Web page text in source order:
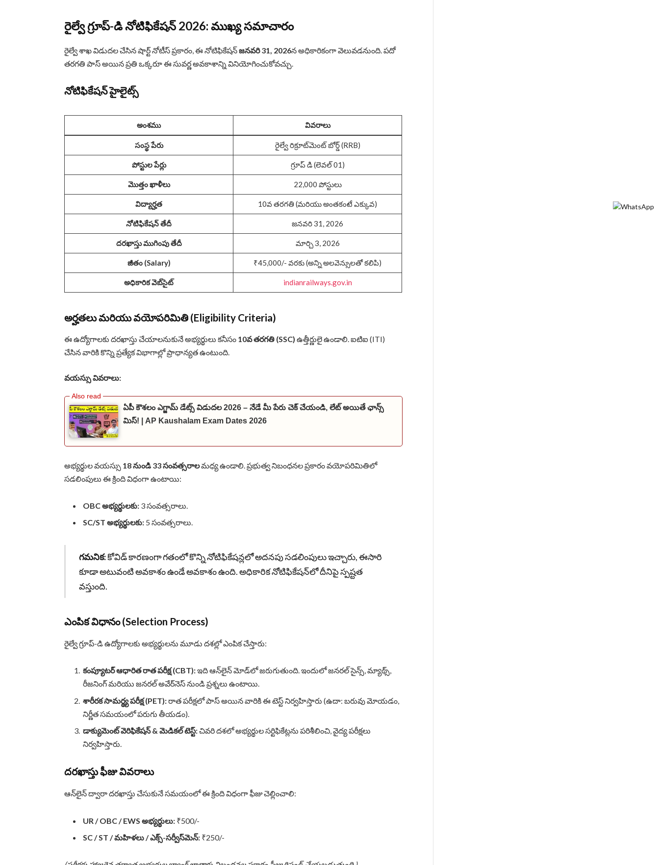
రైల్వే గ్రూప్-డి నోటిఫికేషన్ 2026: ముఖ్య సమాచారం
రైల్వే శాఖ విడుదల చేసిన షార్ట్ నోటీస్ ప్రకారం, ఈ నోటిఫికేషన్జనవరి 31, 2026న అధికారికంగా వెలువడనుంది. పదో
తరగతి పాస్ అయిన ప్రతి ఒక్కరూ ఈ సువర్ణ అవకాశాన్ని వినియోగించుకోవచ్చు.
నోటిఫికేషన్ హైలైట్స్
అంశము వివరాలు
సంస్థ పేరు రైల్వే రిక్రూట్‌మెంట్ బోర్డ్ (RRB)
పోస్టుల పేర్లు గ్రూప్ డి (లెవల్ 01)
మొత్తం ఖాళీలు 22,000 పోస్టులు
విద్యార్హత 10వ తరగతి (మరియు అంతకంటే ఎక్కువ)
నోటిఫికేషన్ తేదీ జనవరి 31, 2026
దరఖాస్తు ముగింపు తేదీ మార్చి 3, 2026
జీతం (Salary) ₹45,000/- వరకు (అన్ని అలవెన్సులతో కలిపి)
అధికారిక వెబ్‌సైట్ indianrailways.gov.in
అర్హతలు మరియు వయోపరిమితి (Eligibility Criteria)
ఈ ఉద్యోగాలకు దరఖాస్తు చేయాలనుకునే అభ్యర్థులు కనీసం 10వ తరగతి (SSC) ఉత్తీర్ణులై ఉండాలి. ఐటిఐ (ITI)
చేసిన వారికి కొన్ని ప్రత్యేక విభాగాల్లో ప్రాధాన్యత ఉంటుంది.
వయస్సు వివరాలు:
ఏపీ కౌశలం ఎగ్జామ్ డేట్స్ విడుదల 2026 – నేడే మీ పేరు చెక్ చేయండి, లేట్ అయితే ఛాన్స్
మిస్! | AP Kaushalam Exam Dates 2026
అభ్యర్థుల వయస్సు 18 నుండి 33 సంవత్సరాలమధ్య ఉండాలి. ప్రభుత్వ నిబంధనల ప్రకారం వయోపరిమితిలో
సడలింపులు ఈ క్రింది విధంగా ఉంటాయి:
OBC అభ్యర్థులకు: 3 సంవత్సరాలు.
SC/ST అభ్యర్థులకు: 5 సంవత్సరాలు.
గమనిక:కోవిడ్ కారణంగా గతంలో కొన్ని నోటిఫికేషన్లలో అదనపు సడలింపులు ఇచ్చారు, ఈసారి
కూడా అటువంటి అవకాశం ఉండే అవకాశం ఉంది. అధికారిక నోటిఫికేషన్‌లో దీనిపై స్పష్టత
వస్తుంది.
ఎంపిక విధానం (Selection Process)
రైల్వే గ్రూప్-డి ఉద్యోగాలకు అభ్యర్థులను మూడు దశల్లో ఎంపిక చేస్తారు:
కంప్యూటర్ ఆధారిత రాత పరీక్ష (CBT):ఇది ఆన్‌లైన్ మోడ్‌లో జరుగుతుంది. ఇందులో జనరల్ సైన్స్, మ్యాథ్స్,
రీజనింగ్ మరియు జనరల్ అవేర్‌నెస్ నుండి ప్రశ్నలు ఉంటాయి.
శారీరక సామర్థ్య పరీక్ష (PET):రాత పరీక్షలో పాస్ అయిన వారికి ఈ టెస్ట్ నిర్వహిస్తారు (ఉదా: బరువు మోయడం,
నిర్ణీత సమయంలో పరుగు తీయడం).
డాక్యుమెంట్ వెరిఫికేషన్ & మెడికల్ టెస్ట్:చివరి దశలో అభ్యర్థుల సర్టిఫికేట్లను పరిశీలించి, వైద్య పరీక్షలు
నిర్వహిస్తారు.
దరఖాస్తు ఫీజు వివరాలు
ఆన్‌లైన్ ద్వారా దరఖాస్తు చేసుకునే సమయంలో ఈ క్రింది విధంగా ఫీజు చెల్లించాలి:
UR / OBC / EWS అభ్యర్థులు: ₹500/-
SC / ST / మహిళలు / ఎక్స్-సర్వీస్‌మెన్: ₹250/-